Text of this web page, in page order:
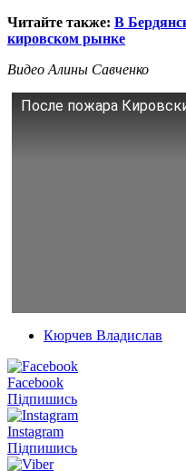
Читайте также: В
кировском рынке
Видео Алины Савченко
После пожара
Кюрчев Владислав
Facebook
Підпишись
Instagram
Підпишись